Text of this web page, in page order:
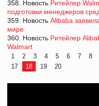
358. Новость Ритейлер
подготовки менеджеров
359. Новость Alibaba
мире
360. Новость Ритейлер
Walmart
1 2 3 4 5 6 7 8
17
18 19 20